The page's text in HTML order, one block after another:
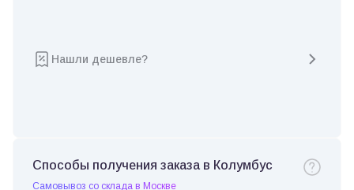
Нашли дешевле?
Способы получения заказа в Колумбус
Самовывоз со склада в Москве